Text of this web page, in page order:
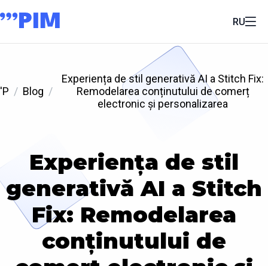
RU
'P Blog
Experiența de stil generativă AI a Stitch Fix:
Remodelarea conținutului de comerț
electronic și personalizarea
Experiența de stil
generativă AI a Stitch
Fix: Remodelarea
conținutului de